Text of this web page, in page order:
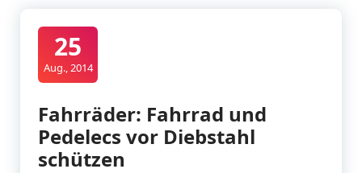
25
Aug., 2014
Fahrräder: Fahrrad und
Pedelecs vor Diebstahl
schützen